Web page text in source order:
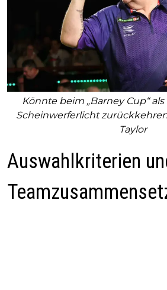
Könnte beim „Barney Cup“
Scheinwerferlicht
Taylor
Auswahlkriterien